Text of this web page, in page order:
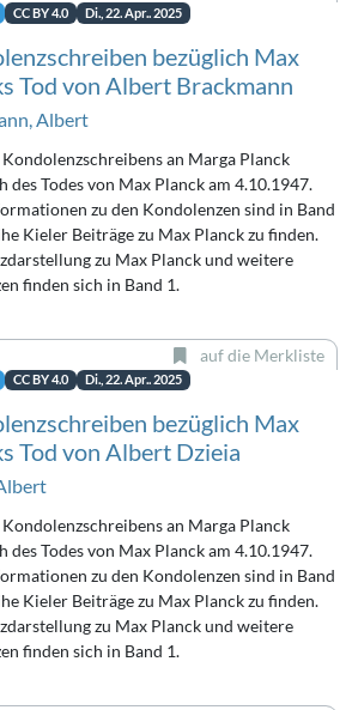
CC BY 4.0 Di., 22. Apr.. 2025
bezüglich Max
Tod von Albert Brackmann
Albert
Kondolenzschreibens an Marga Planck
des Todes von Max Planck am 4.10.1947.
zu den Kondolenzen sind in Band
Kieler Beiträge zu Max Planck zu finden.
zu Max Planck und weitere
finden sich in Band 1.
auf die Merkliste
CC BY 4.0 Di., 22. Apr.. 2025
bezüglich Max
Tod von Albert Dzieia
Kondolenzschreibens an Marga Planck
des Todes von Max Planck am 4.10.1947.
zu den Kondolenzen sind in Band
Kieler Beiträge zu Max Planck zu finden.
zu Max Planck und weitere
finden sich in Band 1.